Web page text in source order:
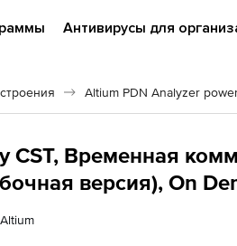
Антивирусы для
Altium PDN Analyzer
CST, Временная
версия), On